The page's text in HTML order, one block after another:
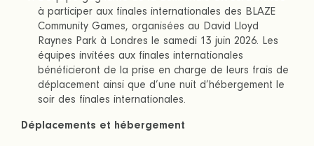
à participer aux finales internationales des BLAZE
Community Games, organisées au David Lloyd
Raynes Park à Londres le samedi 13 juin 2026. Les
équipes invitées aux finales internationales
bénéficieront de la prise en charge de leurs frais de
déplacement ainsi que d’une nuit d’hébergement le
soir des finales internationales.
Déplacements et hébergement